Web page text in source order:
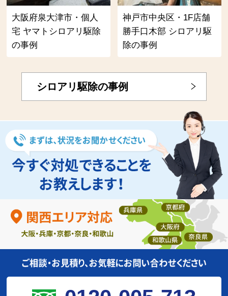
大阪府泉大津市・個人
宅 ヤマトシロアリ駆除
の事例
神戸市中央区・1F店舗
勝手口木部 シロアリ駆
除の事例
シロアリ駆除の事例